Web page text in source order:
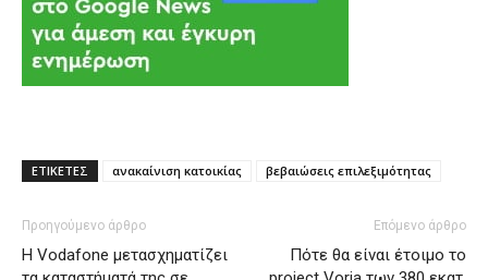
ΕΤΙΚΕΤΕΣ ανακαίνιση κατοικίας βεβαιώσεις επιλεξιμότητας
Προηγούμενο άρθρο
Η Vodafone μετασχηματίζει
Επόμενο άρθρο
Πότε θα είναι έτοιμο το